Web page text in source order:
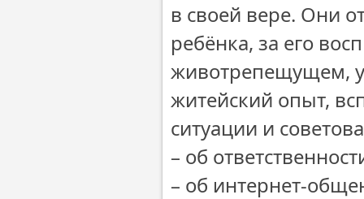
в своей вере. Они
ребёнка, за его
животрепещущем,
житейский опыт,
ситуации и
– об
– об интернет-